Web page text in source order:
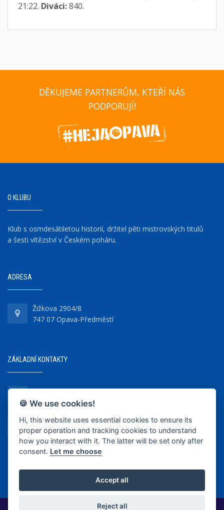
21:22. Diváci:840.
DĚKUJEME PARTNERŮM, KTEŘÍ NÁS
PODPORUJÍ!
O KLUBU
Klub s osmdesátiletou historií, držitel pěti mistrovských titulů
a šesti vítězství v Českém poháru.
ADRESA
Žižkova 2904/8
747 07 Opava-Předměstí
ZÁKLADNÍ KONTAKTY
+420 737 218 679
info@bkopava.cz
www.bkopava.cz
🍪 We use cookies!
Hi, this website uses essential cookies to ensure its
proper operation and tracking cookies to understand
how you interact with it. The latter will be set only after
consent. Let me choose
Accept all
Reject all